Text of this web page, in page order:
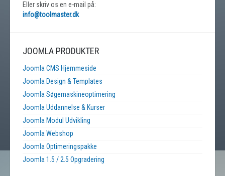
Eller skriv os en e-mail på:
info@toolmaster.dk
JOOMLA PRODUKTER
Joomla CMS Hjemmeside
Joomla Design & Templates
Joomla Søgemaskineoptimering
Joomla Uddannelse & Kurser
Joomla Modul Udvikling
Joomla Webshop
Joomla Optimeringspakke
Joomla 1.5 / 2.5 Opgradering